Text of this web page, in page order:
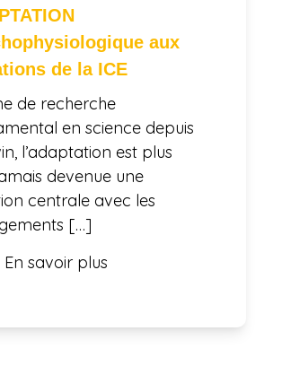
aux
de la ICE
de recherche
en science depuis
l’adaptation est plus
devenue une
centrale avec les
[…]
En savoir plus